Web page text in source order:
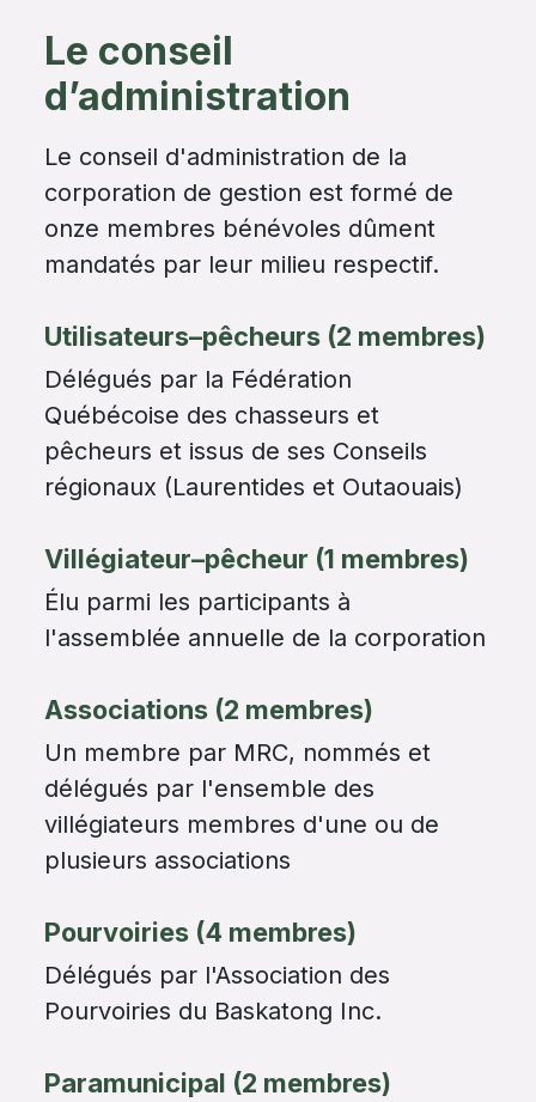
Le conseil
d’administration
Le conseil d'administration de la
corporation de gestion est formé de
onze membres bénévoles dûment
mandatés par leur milieu respectif.
Utilisateurs–pêcheurs (2 membres)
Délégués par la Fédération
Québécoise des chasseurs et
pêcheurs et issus de ses Conseils
régionaux (Laurentides et Outaouais)
Villégiateur–pêcheur (1 membres)
Élu parmi les participants à
l'assemblée annuelle de la corporation
Associations (2 membres)
Un membre par MRC, nommés et
délégués par l'ensemble des
villégiateurs membres d'une ou de
plusieurs associations
Pourvoiries (4 membres)
Délégués par l'Association des
Pourvoiries du Baskatong Inc.
Paramunicipal (2 membres)